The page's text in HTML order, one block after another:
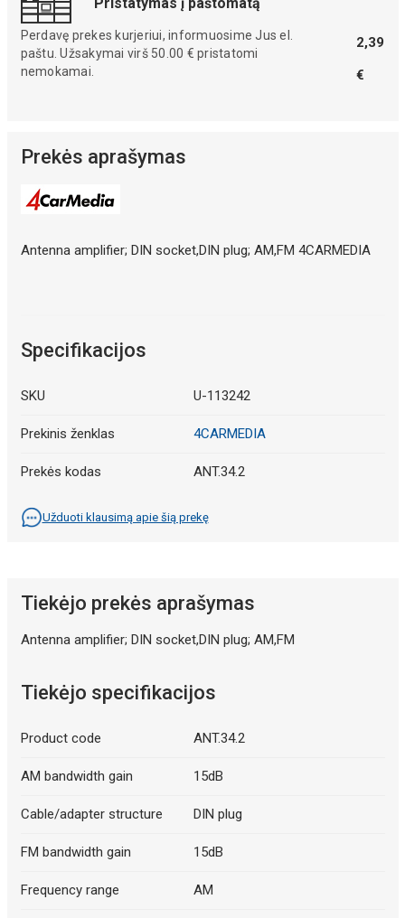
Perdavę prekes kurjeriui, informuosime Jus el.
paštu. Užsakymai virš 50.00 € pristatomi
nemokamai.
2,39
€
Prekės aprašymas
Antenna amplifier; DIN socket,DIN plug; AM,FM 4CARMEDIA
Specifikacijos
SKU U-113242
Prekinis ženklas 4CARMEDIA
Prekės kodas ANT.34.2
Užduoti klausimą apie šią prekę
Tiekėjo prekės aprašymas
Antenna amplifier; DIN socket,DIN plug; AM,FM
Tiekėjo specifikacijos
Product code ANT.34.2
AM bandwidth gain 15dB
Cable/adapter structure DIN plug
FM bandwidth gain 15dB
Frequency range AM